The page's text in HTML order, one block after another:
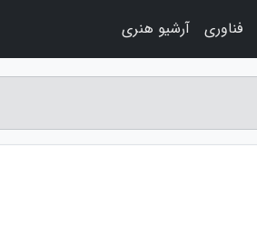
فناوری آرشیو هنری